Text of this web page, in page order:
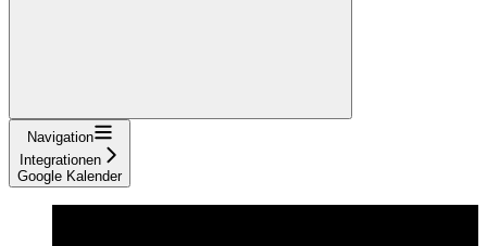
Navigation
Integrationen
Google Kalender